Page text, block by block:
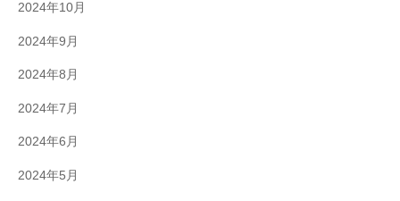
2024年10月
2024年9月
2024年8月
2024年7月
2024年6月
2024年5月